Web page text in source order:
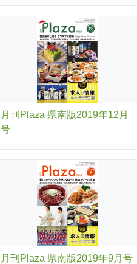
月刊Plaza 県南版2019年12月
号
月刊Plaza 県南版2019年9月号